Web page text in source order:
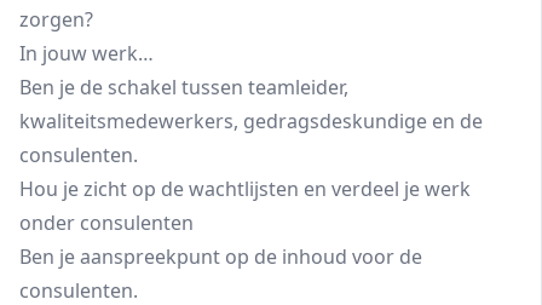
zorgen?
In jouw werk…
Ben je de schakel tussen teamleider,
kwaliteitsmedewerkers, gedragsdeskundige en de
consulenten.
Hou je zicht op de wachtlijsten en verdeel je werk
onder consulenten
Ben je aanspreekpunt op de inhoud voor de
consulenten.